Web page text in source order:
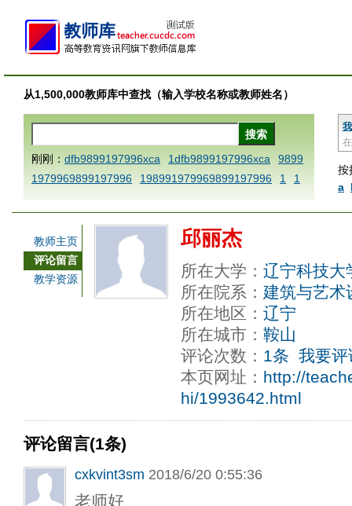
从1,500,000教师库中查找（输入学校名称或教师姓名）
按
a
刚刚： dfb9899197996xca 1dfb9899197996xca
9899
1979969899197996
198991979969899197996 1
1
AAABBBCCCdefine blablaenddefine dfbxyzendtemplat
a
1dfbmath key98991 methodmultiply operand97996x
ca
1dfbsetx9899197996xxca
3
1dfbzzzzzzzzbbbccccdddeeexcareplacezo
1printdf
b 9899197996 xca
AAABBBCCCdefine blablaenddefin
e dfbxyzendtemplate dfbCCCBBBAAA
dfb
dfb989919
dfbmath key98991 methodmulti
dfbsetx9899197996xxca
教师主页
评论留言
教学资源
邱丽杰
所在大学： 辽宁科技大
所在院系： 建筑与艺术
所在地区： 辽宁
所在城市： 鞍山
评论次数： 1条 我要评
本页网址： http://
hi/1993642.html
评论留言(1条)
cxkvint3sm 2018/6/20 0:55:36
老师好